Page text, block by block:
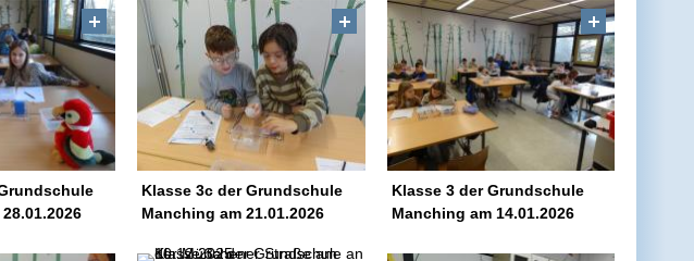
Klasse 3c der Grundschule
Manching am 21.01.2026
Klasse 3 der Grundschule
Manching am 14.01.2026